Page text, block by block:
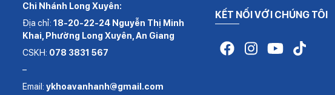
Chi Nhánh Long Xuyên:
Địa chỉ: 18-20-22-24 Nguyễn Thị Minh
Khai, Phường Long Xuyên, An Giang
CSKH: 078 3831 567
–
Email: ykhoavanhanh@gmail.com
KẾT NỐI VỚI CHÚNG TÔI